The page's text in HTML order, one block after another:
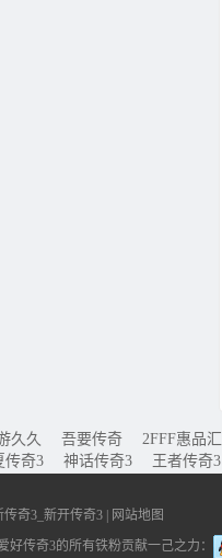
久久 吾要传奇 2FFF惠品汇
传奇3 神话传奇3 王者传奇3
奇3_新开传奇3 | 网站地图
传奇3的所有铁粉贡献一己之力：